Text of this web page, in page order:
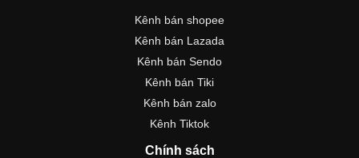
Kênh bán shopee
Kênh bán Lazada
Kênh bán Sendo
Kênh bán Tiki
Kênh bán zalo
Kênh Tiktok
Chính sách